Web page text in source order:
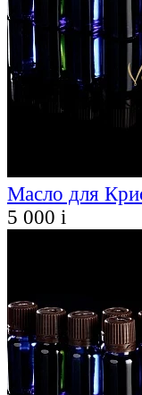
Масло для
5 000 i